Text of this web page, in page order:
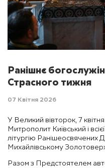
Ранішнє
Страсного тижня
07 Квітня 2026
У Великий вівторок, 7
Митрополит Київський і
літургію Ранішеосвячених
Михайлівському
Разом з Предстоятелем